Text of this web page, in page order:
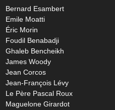
Bernard Esambert
Emile Moatti
Éric Morin
Foudil Benabadji
Ghaleb Bencheikh
James Woody
Jean Corcos
Jean-François Lévy
Le Père Pascal Roux
Maguelone Girardot